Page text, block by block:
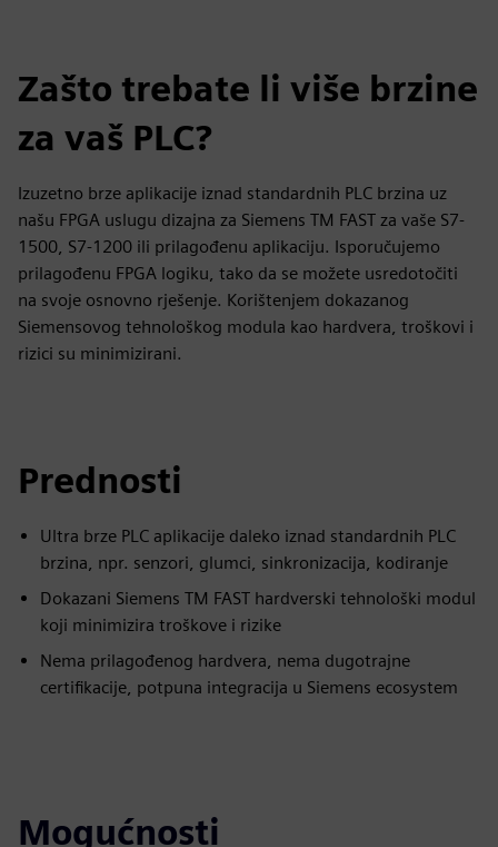
Zašto trebate li više brzine
za vaš PLC?
Izuzetno brze aplikacije iznad standardnih PLC brzina uz
našu FPGA uslugu dizajna za Siemens TM FAST za vaše S7-
1500, S7-1200 ili prilagođenu aplikaciju. Isporučujemo
prilagođenu FPGA logiku, tako da se možete usredotočiti
na svoje osnovno rješenje. Korištenjem dokazanog
Siemensovog tehnološkog modula kao hardvera, troškovi i
rizici su minimizirani.
Prednosti
Ultra brze PLC aplikacije daleko iznad standardnih PLC
brzina, npr. senzori, glumci, sinkronizacija, kodiranje
Dokazani Siemens TM FAST hardverski tehnološki modul
koji minimizira troškove i rizike
Nema prilagođenog hardvera, nema dugotrajne
certifikacije, potpuna integracija u Siemens ecosystem
Mogućnosti